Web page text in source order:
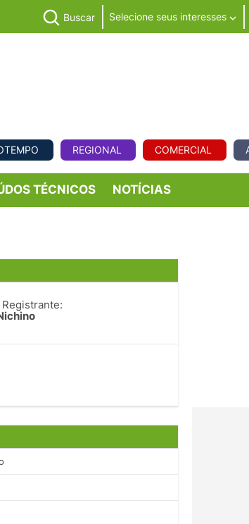
PECUÁRIA
Buscar Selecione seus interesses
REGIONAL COMERCIAL
TÉCNICOS NOTÍCIAS